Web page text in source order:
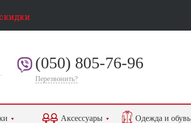
(050) 805-76-96
Перезвонить?
Аксессуары Одежда и обувь